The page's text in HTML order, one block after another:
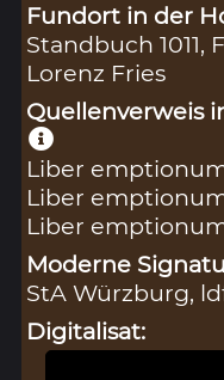
Fundort in der
Standbuch 1011,
Lorenz Fries
Quellenverweis
Liber
Liber
Liber
Moderne
StA Würzburg, ldf
Digitalisat: